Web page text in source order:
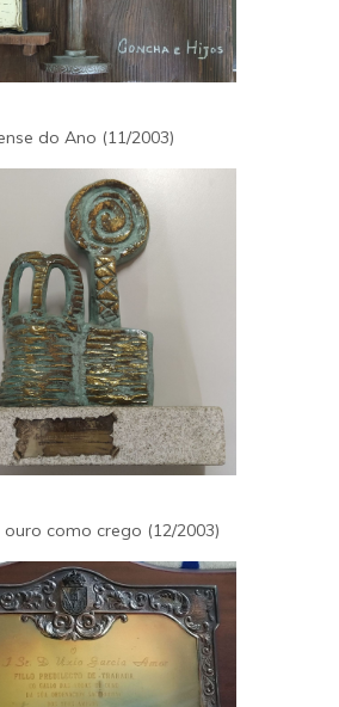
do Ano (11/2003)
como crego (12/2003)